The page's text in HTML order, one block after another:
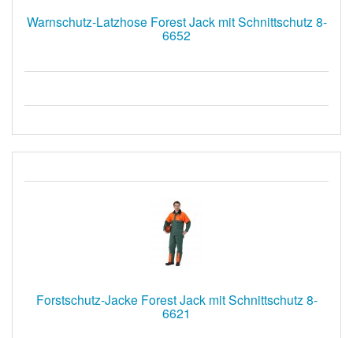
Warnschutz-Latzhose Forest Jack mit Schnittschutz 8-
6652
Forstschutz-Jacke Forest Jack mit Schnittschutz 8-
6621